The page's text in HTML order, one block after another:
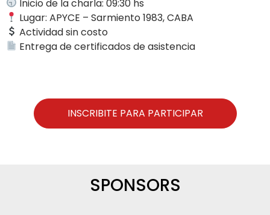
Inicio de la charla: 09:30 hs
Lugar: APYCE – Sarmiento 1983, CABA
Actividad sin costo
Entrega de certificados de asistencia
INSCRIBITE PARA PARTICIPAR
SPONSORS